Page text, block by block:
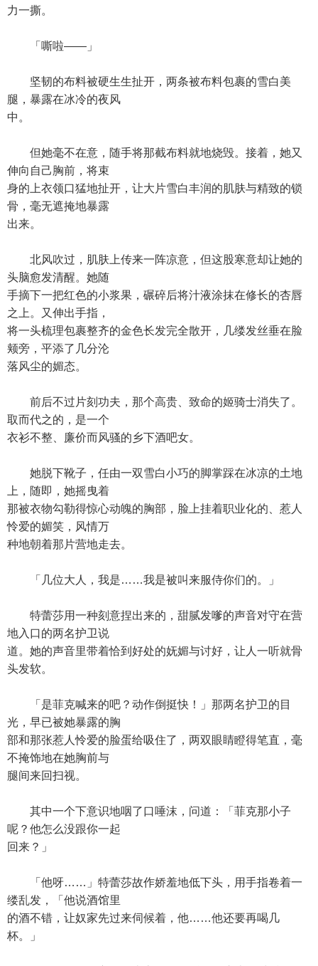
力一撕。
「嘶啦——」
坚韧的布料被硬生生扯开，两条被布料包裹的雪白美
腿，暴露在冰冷的夜风
中。
但她毫不在意，随手将那截布料就地烧毁。接着，她又
伸向自己胸前，将束
身的上衣领口猛地扯开，让大片雪白丰润的肌肤与精致的锁
骨，毫无遮掩地暴露
出来。
北风吹过，肌肤上传来一阵凉意，但这股寒意却让她的
头脑愈发清醒。她随
手摘下一把红色的小浆果，碾碎后将汁液涂抹在修长的杏唇
之上。又伸出手指，
将一头梳理包裹整齐的金色长发完全散开，几缕发丝垂在脸
颊旁，平添了几分沦
落风尘的媚态。
前后不过片刻功夫，那个高贵、致命的姬骑士消失了。
取而代之的，是一个
衣衫不整、廉价而风骚的乡下酒吧女。
她脱下靴子，任由一双雪白小巧的脚掌踩在冰凉的土地
上，随即，她摇曳着
那被衣物勾勒得惊心动魄的胸部，脸上挂着职业化的、惹人
怜爱的媚笑，风情万
种地朝着那片营地走去。
「几位大人，我是……我是被叫来服侍你们的。」
特蕾莎用一种刻意捏出来的，甜腻发嗲的声音对守在营
地入口的两名护卫说
道。她的声音里带着恰到好处的妩媚与讨好，让人一听就骨
头发软。
「是菲克喊来的吧？动作倒挺快！」那两名护卫的目
光，早已被她暴露的胸
部和那张惹人怜爱的脸蛋给吸住了，两双眼睛瞪得笔直，毫
不掩饰地在她胸前与
腿间来回扫视。
其中一个下意识地咽了口唾沫，问道：「菲克那小子
呢？他怎么没跟你一起
回来？」
「他呀……」特蕾莎故作娇羞地低下头，用手指卷着一
缕乱发，「他说酒馆里
的酒不错，让奴家先过来伺候着，他……他还要再喝几
杯。」